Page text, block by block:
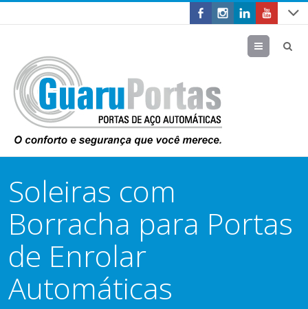
Menu
Soleiras com
Borracha para Portas
de Enrolar
Automáticas